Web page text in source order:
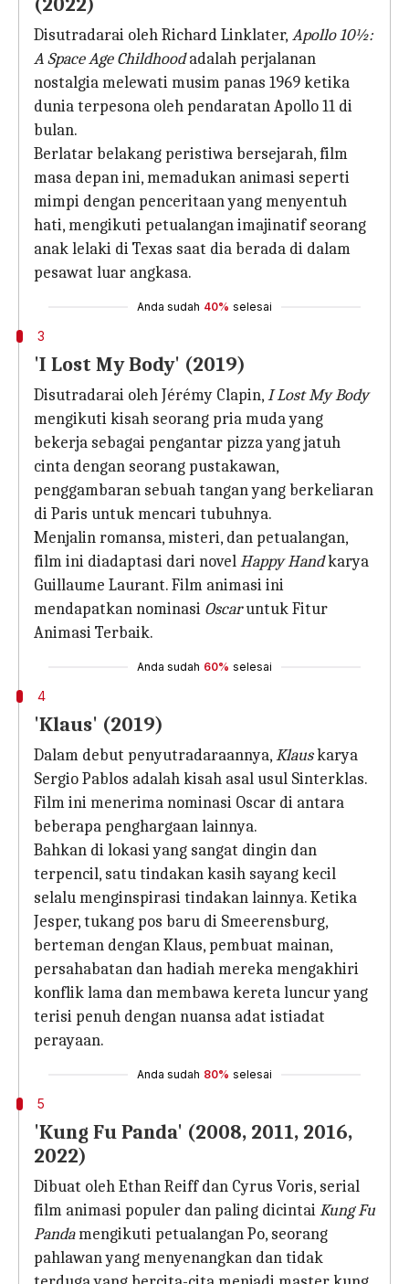
Disutradarai oleh Richard Linklater, Apollo 10½:
A Space Age Childhoodadalah perjalanan
nostalgia melewati musim panas 1969 ketika
dunia terpesona oleh pendaratan Apollo 11 di
bulan.
Berlatar belakang peristiwa bersejarah, film
masa depan ini, memadukan animasi seperti
mimpi dengan penceritaan yang menyentuh
hati, mengikuti petualangan imajinatif seorang
anak lelaki di Texas saat dia berada di dalam
pesawat luar angkasa.
Anda sudah 40% selesai
3
'I Lost My Body' (2019)
Disutradarai oleh Jérémy Clapin,I Lost My Body
mengikuti kisah seorang pria muda yang
bekerja sebagai pengantar pizza yang jatuh
cinta dengan seorang pustakawan,
penggambaran sebuah tangan yang berkeliaran
di Paris untuk mencari tubuhnya.
Menjalin romansa, misteri, dan petualangan,
film ini diadaptasi dari novelHappy Handkarya
Guillaume Laurant. Film animasi ini
mendapatkan nominasi Oscaruntuk Fitur
Animasi Terbaik.
Anda sudah 60% selesai
4
'Klaus' (2019)
Dalam debut penyutradaraannya,Klauskarya
Sergio Pablos adalah kisah asal usul Sinterklas.
Film ini menerima nominasi Oscar di antara
beberapa penghargaan lainnya.
Bahkan di lokasi yang sangat dingin dan
terpencil, satu tindakan kasih sayang kecil
selalu menginspirasi tindakan lainnya. Ketika
Jesper, tukang pos baru di Smeerensburg,
berteman dengan Klaus, pembuat mainan,
persahabatan dan hadiah mereka mengakhiri
konflik lama dan membawa kereta luncur yang
terisi penuh dengan nuansa adat istiadat
perayaan.
Anda sudah 80% selesai
5
'Kung Fu Panda' (2008, 2011, 2016,
2022)
Dibuat oleh Ethan Reiff dan Cyrus Voris, serial
film animasi populer dan paling dicintaiKung Fu
Pandamengikuti petualangan Po, seorang
pahlawan yang menyenangkan dan tidak